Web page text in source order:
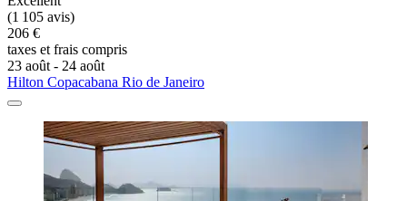
(1 105 avis)
206 €
taxes et frais compris
23 août - 24 août
Hilton Copacabana Rio de Janeiro